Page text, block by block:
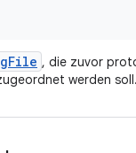
File , die zuvor
werden soll.